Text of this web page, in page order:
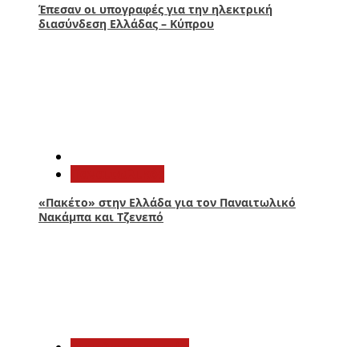
Έπεσαν οι υπογραφές για την ηλεκτρική
διασύνδεση Ελλάδας – Κύπρου
«Πακέτο» στην Ελλάδα για τον Παναιτωλικό
Νακάμπα και Τζενεπό